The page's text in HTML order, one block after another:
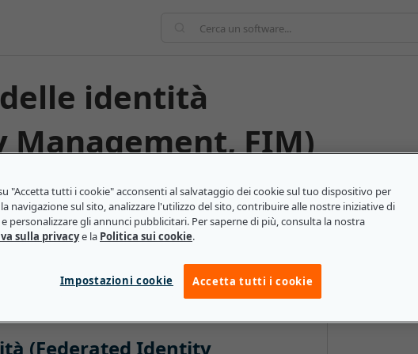
FIM)
che consente l'identificazione di informazioni da
FIM, gli utenti di aziende diverse possono utilizzare
e badge, per accedere ad applicazioni, software e
ma ciascuno di essi è interconnesso attraverso un
di accesso e funge da barriera di autenticazione.
(Federated Identity
"Accetta tutti i cookie" acconsenti al salvataggio dei cookie sul tuo dispositivo per
navigazione sul sito, analizzare l'utilizzo del sito, contribuire alle nostre iniziative di
personalizzare gli annunci pubblicitari. Per saperne di più, consulta la nostra
sulla privacye la Politica sui cookie.
Impostazioni cookie Accetta tutti i cookie